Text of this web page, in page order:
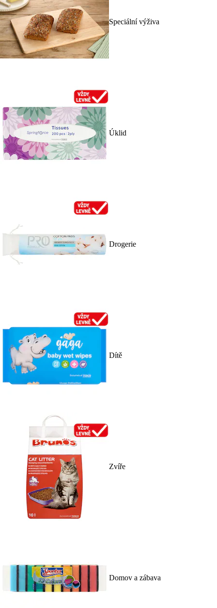
Speciální výživa
Úklid
Drogerie
Dítě
Zvíře
Domov a zábava